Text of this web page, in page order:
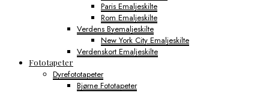
Paris Emaljeskilte
Rom Emaljeskilte
Verdens Byemaljeskilte
New York City Emaljeskilte
Verdenskort Emaljeskilte
Fototapeter
Dyrefototapeter
Bjørne Fototapeter